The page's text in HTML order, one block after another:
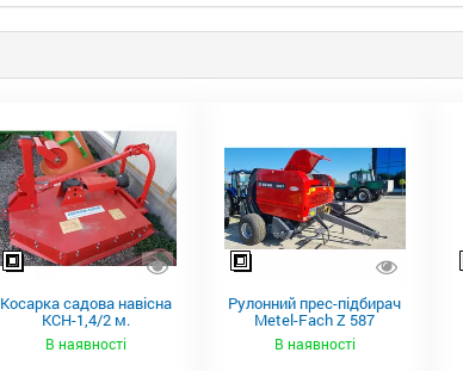
Косарка садова навісна
КСН-1,4/2 м.
В наявності
Рулонний прес-підбирач
Metel-Fach Z 587
В наявності